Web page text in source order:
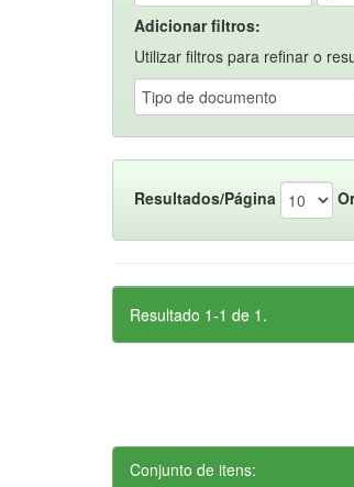
Adicionar filtros:
Utilizar filtros para refinar o
Resultados/Página
Resultado 1-1 de 1.
Conjunto de itens: